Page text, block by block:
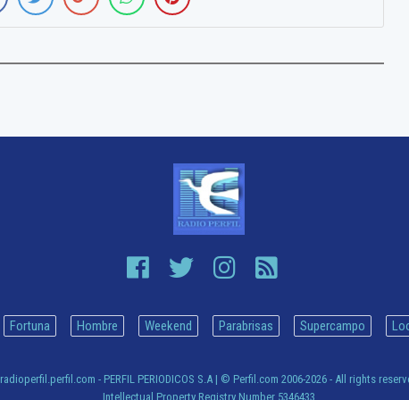
Fortuna Hombre Weekend Parabrisas Supercampo
radioperfil.perfil.com - PERFIL PERIODICOS S.A| © Perfil.com 2006-2026 - All rights
Intellectual Property Registry Number 5346433